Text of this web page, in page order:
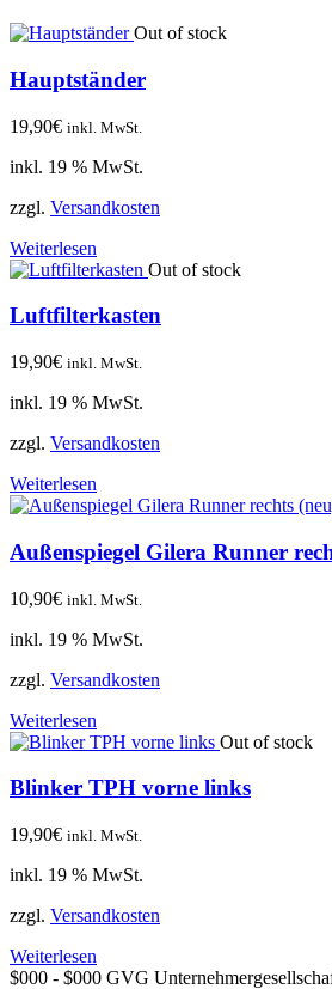
Out of stock
Hauptständer
19,90€ inkl. MwSt.
inkl. 19 % MwSt.
zzgl. Versandkosten
Weiterlesen
Out of stock
Luftfilterkasten
19,90€ inkl. MwSt.
inkl. 19 % MwSt.
zzgl. Versandkosten
Weiterlesen
Außenspiegel Gilera Runner
10,90€ inkl. MwSt.
inkl. 19 % MwSt.
zzgl. Versandkosten
Weiterlesen
Out of stock
Blinker TPH vorne links
19,90€ inkl. MwSt.
inkl. 19 % MwSt.
zzgl. Versandkosten
Weiterlesen
$000 - $000 GVG